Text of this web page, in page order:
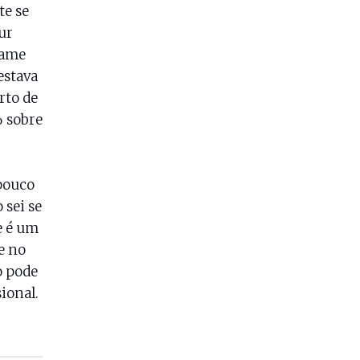
se
de
sobre
sei se
é um
no
pode